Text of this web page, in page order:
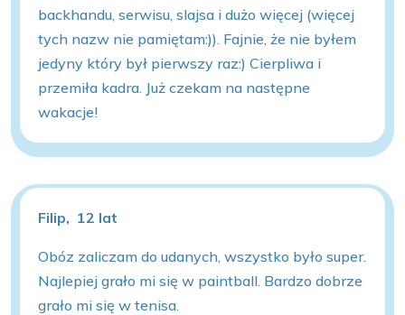
backhandu, serwisu, slajsa i dużo więcej (więcej
tych nazw nie pamiętam:)). Fajnie, że nie byłem
jedyny który był pierwszy raz:) Cierpliwa i
przemiła kadra. Już czekam na następne
wakacje!
Filip, 12 lat
Obóz zaliczam do udanych, wszystko było super.
Najlepiej grało mi się w paintball. Bardzo dobrze
grało mi się w tenisa.